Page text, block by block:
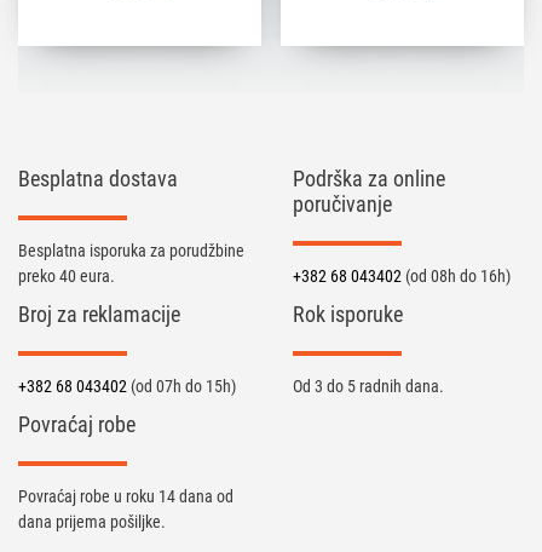
Besplatna dostava
Besplatna isporuka za porudžbine
preko 40 eura.
Podrška za online
poručivanje
+382 68 043402 (od 08h do 16h)
Broj za reklamacije
+382 68 043402 (od 07h do 15h)
Rok isporuke
Od 3 do 5 radnih dana.
Povraćaj robe
Povraćaj robe u roku 14 dana od
dana prijema pošiljke.